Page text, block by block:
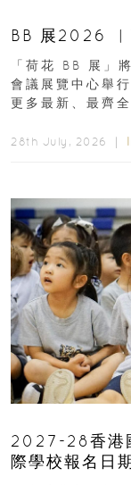
BB 展2026 ︳
「荷花 BB 展」
會議展覽中心舉
更多最新、最齊
28th July, 2026 ｜
2027-28香港
際學校報名日